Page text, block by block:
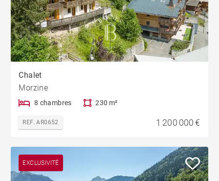
Chalet
Morzine
8 chambres 230 m²
REF. AR0652 1 200 000 €
EXCLUSIVITÉ